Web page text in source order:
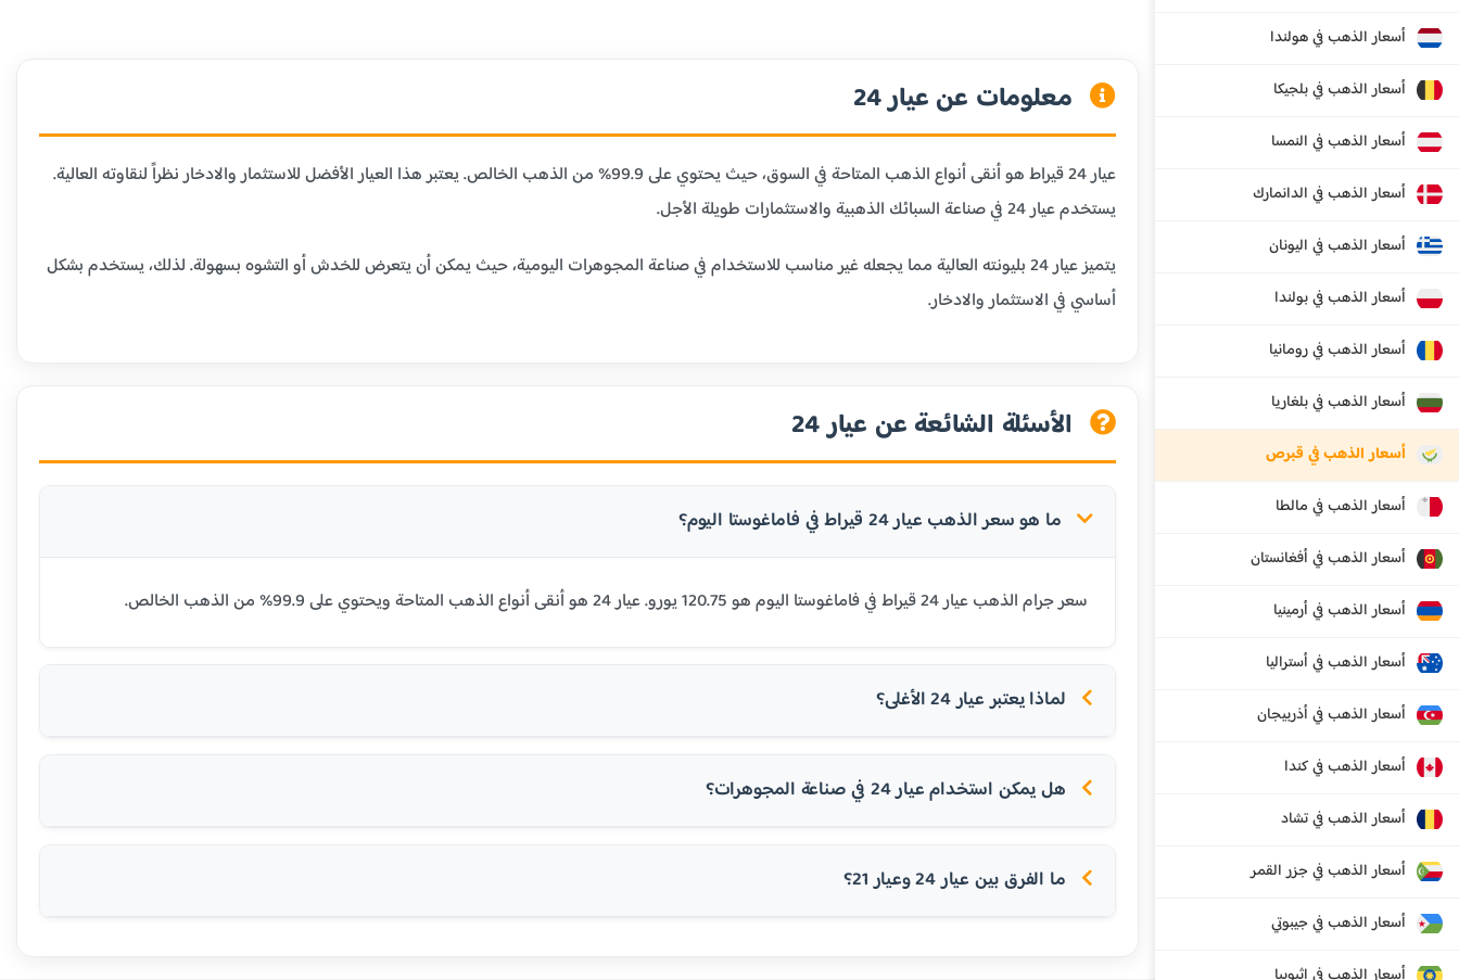
أسعار الذهب في هولندا
أسعار الذهب في بلجيكا
أسعار الذهب في النمسا
أسعار الذهب في الدانمارك
أسعار الذهب في اليونان
أسعار الذهب في بولندا
أسعار الذهب في رومانيا
أسعار الذهب في بلغاريا
أسعار الذهب في قبرص
أسعار الذهب في مالطا
أسعار الذهب في أفغانستان
أسعار الذهب في أرمينيا
أسعار الذهب في أستراليا
أسعار الذهب في أذربيجان
أسعار الذهب في كندا
أسعار الذهب في تشاد
أسعار الذهب في جزر القمر
أسعار الذهب في جيبوتي
معلومات عن عيار 24
عيار 24 قيراط هو أنقى أنواع الذهب المتاحة في السوق، حيث يحتوي على 99.9% من الذهب الخالص. يعتبر هذا العيار الأفضل للاستثمار والادخار نظراً لنقاوته العالية.
يستخدم عيار 24 في صناعة السبائك الذهبية والاستثمارات طويلة الأجل.
يتميز عيار 24 بليونته العالية مما يجعله غير مناسب للاستخدام في صناعة المجوهرات اليومية، حيث يمكن أن يتعرض للخدش أو التشوه بسهولة. لذلك، يستخدم بشكل
أساسي في الاستثمار والادخار.
الأسئلة الشائعة عن عيار 24
ما هو سعر الذهب عيار 24 قيراط في فاماغوستا اليوم؟
سعر جرام الذهب عيار 24 قيراط في فاماغوستا اليوم هو 120.75 يورو. عيار 24 هو أنقى أنواع الذهب المتاحة ويحتوي على 99.9% من الذهب الخالص.
لماذا يعتبر عيار 24 الأغلى؟
هل يمكن استخدام عيار 24 في صناعة المجوهرات؟
ما الفرق بين عيار 24 وعيار 21؟